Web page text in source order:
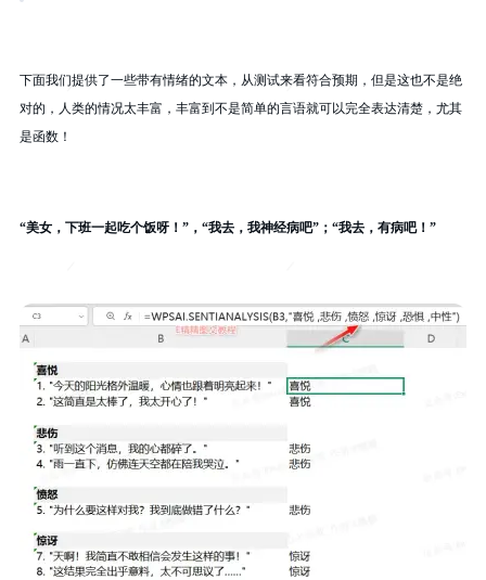
下面我们提供了一些带有情绪的文本，从测试来看符合预期，但是这也不是绝
对的，人类的情况太丰富，丰富到不是简单的言语就可以完全表达清楚，尤其
是函数！
“美女，下班一起吃个饭呀！”，“我去，我神经病吧”；“我去，有病吧！”